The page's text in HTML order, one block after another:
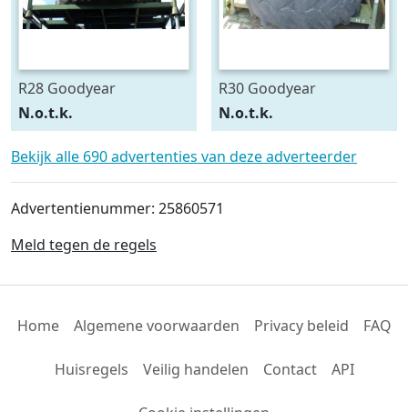
R28 Goodyear
540/75R28
N.o.t.k.
R30 Goodyear
600/70R30
N.o.t.k.
Bekijk alle 690 advertenties van deze adverteerder
Advertentienummer: 25860571
Meld tegen de regels
Home Algemene voorwaarden Privacy beleid FAQ
Huisregels Veilig handelen Contact API